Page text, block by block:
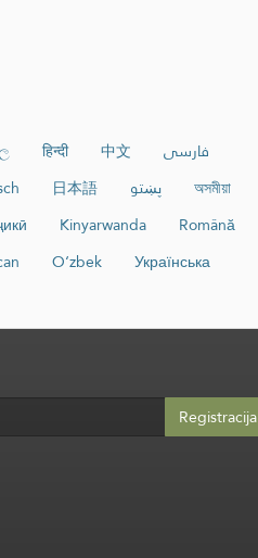
हिन्दी 中文
فارسی
日本語 پښتو
অসমীয়া
Kinyarwanda
Română
O‘zbek
Українська
Registracija